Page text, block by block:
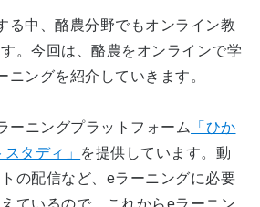
る中、酪農分野でもオンライン教
。今回は、酪農をオンラインで学
ニングを紹介していきます。
ーニングプラットフォーム
「ひか
タディ」
を提供しています。動
の配信など、eラーニングに必要
ているので、これからeラーニン